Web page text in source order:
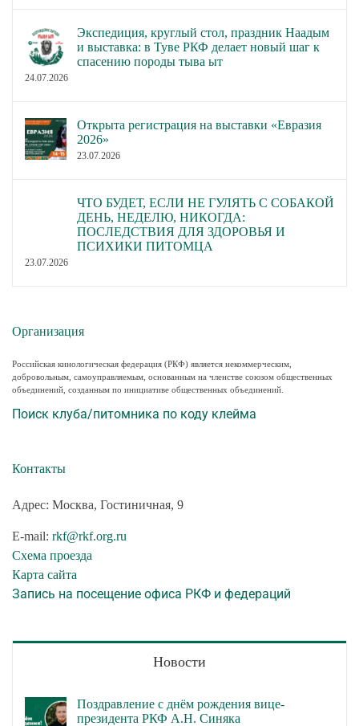
Экспедиция, круглый стол, праздник Наадым
и выставка: в Туве РКФ делает новый шаг к
спасению породы тыва ыт
24.07.2026
Открыта регистрация на выставки «Евразия
2026»
23.07.2026
ЧТО БУДЕТ, ЕСЛИ НЕ ГУЛЯТЬ С СОБАКОЙ
ДЕНЬ, НЕДЕЛЮ, НИКОГДА:
ПОСЛЕДСТВИЯ ДЛЯ ЗДОРОВЬЯ И
ПСИХИКИ ПИТОМЦА
23.07.2026
Организация
Российская кинологическая федерация (РКФ) является некоммерческим,
добровольным, самоуправляемым, основанным на членстве союзом общественных
объединений, созданным по инициативе общественных объединений.
Поиск клуба/питомника по коду клейма
Контакты
Адрес: Москва, Гостиничная, 9
E-mail: rkf@rkf.org.ru
Схема проезда
Карта сайта
Запись на посещение офиса РКФ и федераций
Новости
Поздравление с днём рождения вице-
президента РКФ А.Н. Синяка